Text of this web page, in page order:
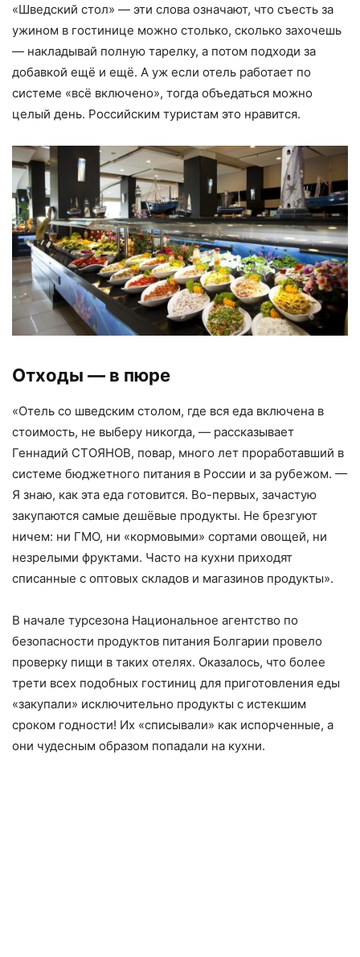
«Шведский стол» — эти слова означают, что съесть за
ужином в гостинице можно столько, сколько захочешь
— накладывай полную тарелку, а потом подходи за
добавкой ещё и ещё. А уж если отель работает по
системе «всё включено», тогда объедаться можно
целый день. Российским туристам это нравится.
Отходы — в пюре
«Отель со шведским столом, где вся еда включена в
стоимость, не выберу никогда, — рассказывает
Геннадий СТОЯНОВ, повар, много лет проработавший в
системе бюджетного питания в России и за рубежом. —
Я знаю, как эта еда готовится. Во-первых, зачастую
закупаются самые дешёвые продукты. Не брезгуют
ничем: ни ГМО, ни «кормовыми» сортами овощей, ни
незрелыми фруктами. Часто на кухни приходят
списанные с оптовых складов и магазинов продукты».
В начале турсезона Национальное агентство по
безопасности продуктов питания Болгарии провело
проверку пищи в таких отелях. Оказалось, что более
трети всех подобных гостиниц для приготовления еды
«закупали» исключительно продукты с истекшим
сроком годности! Их «списывали» как испорченные, а
они чудесным образом попадали на кухни.